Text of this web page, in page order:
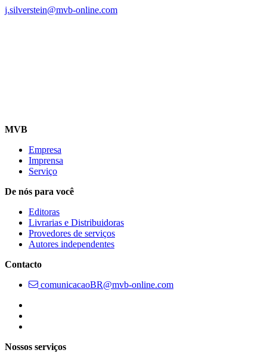
j.silverstein@mvb-online.com
MVB
Empresa
Imprensa
Serviço
De nós para você
Editoras
Livrarias e Distribuidoras
Provedores de serviços
Autores independentes
Contacto
comunicacaoBR@mvb-online.com
Nossos serviços